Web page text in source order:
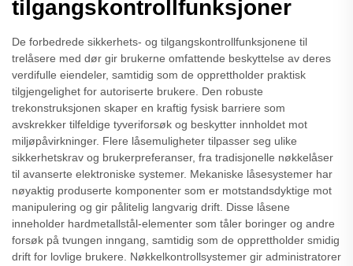
tilgangskontrollfunksjoner
De forbedrede sikkerhets- og tilgangskontrollfunksjonene til
trelåsere med dør gir brukerne omfattende beskyttelse av deres
verdifulle eiendeler, samtidig som de opprettholder praktisk
tilgjengelighet for autoriserte brukere. Den robuste
trekonstruksjonen skaper en kraftig fysisk barriere som
avskrekker tilfeldige tyveriforsøk og beskytter innholdet mot
miljøpåvirkninger. Flere låsemuligheter tilpasser seg ulike
sikkerhetskrav og brukerpreferanser, fra tradisjonelle nøkkelåser
til avanserte elektroniske systemer. Mekaniske låsesystemer har
nøyaktig produserte komponenter som er motstandsdyktige mot
manipulering og gir pålitelig langvarig drift. Disse låsene
inneholder hardmetallstål-elementer som tåler boringer og andre
forsøk på tvungen inngang, samtidig som de opprettholder smidig
drift for lovlige brukere. Nøkkelkontrollsystemer gir administratorer